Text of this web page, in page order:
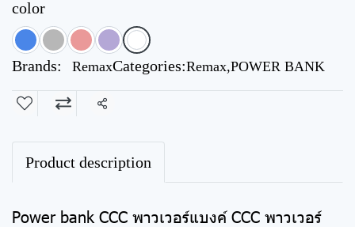
color
Brands: RemaxCategories:Remax,POWER BANK
Share
Product description
Power bank CCC พาวเวอร์แบงค์ CCC พาวเวอร์